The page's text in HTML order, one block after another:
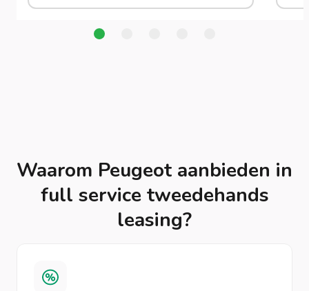
Waarom Peugeot aanbieden in
full service tweedehands
leasing?